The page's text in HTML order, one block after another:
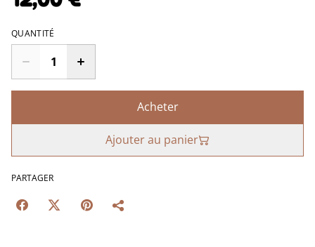
QUANTITÉ
Acheter
Ajouter au panier
PARTAGER